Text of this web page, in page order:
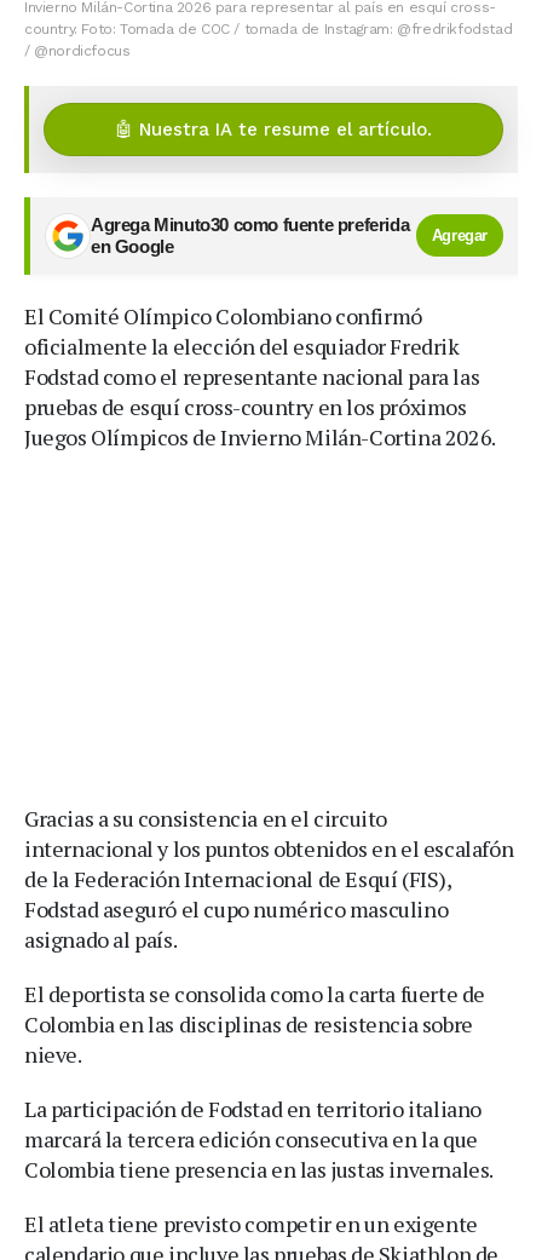
Invierno Milán-Cortina 2026 para representar al país en esquí cross-
country. Foto: Tomada de COC / tomada de Instagram: @fredrikfodstad
/ @nordicfocus
🤖 Nuestra IA te resume el artículo.
Agrega Minuto30 como fuente preferida
en Google
Agregar
El Comité Olímpico Colombiano confirmó
oficialmente la elección del esquiador Fredrik
Fodstad como el representante nacional para las
pruebas de esquí cross-country en los próximos
Juegos Olímpicos de Invierno Milán-Cortina 2026.
Gracias a su consistencia en el circuito
internacional y los puntos obtenidos en el escalafón
de la Federación Internacional de Esquí (FIS),
Fodstad aseguró el cupo numérico masculino
asignado al país.
El deportista se consolida como la carta fuerte de
Colombia en las disciplinas de resistencia sobre
nieve.
La participación de Fodstad en territorio italiano
marcará la tercera edición consecutiva en la que
Colombia tiene presencia en las justas invernales.
El atleta tiene previsto competir en un exigente
calendario que incluye las pruebas de Skiathlon de